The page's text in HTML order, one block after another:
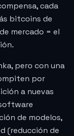
cada
bitcoins de
mercado = el
pero con una
por
a nuevas
de modelos,
(reducción de